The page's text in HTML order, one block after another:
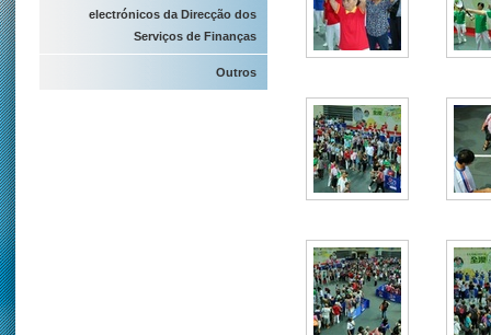
electrónicos da Direcção dos
Serviços de Finanças
Outros